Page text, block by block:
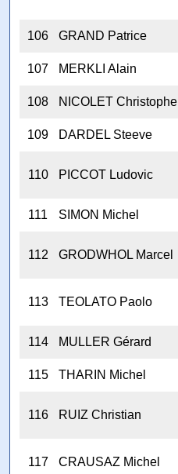
106
GRAND Patrice
107
MERKLI Alain
108
NICOLET Christophe
109
DARDEL Steeve
110 PICCOT Ludovic
111
SIMON Michel
112 GRODWHOL Marcel
113 TEOLATO Paolo
114
MULLER Gérard
115
THARIN Michel
116 RUIZ Christian
117 CRAUSAZ Michel